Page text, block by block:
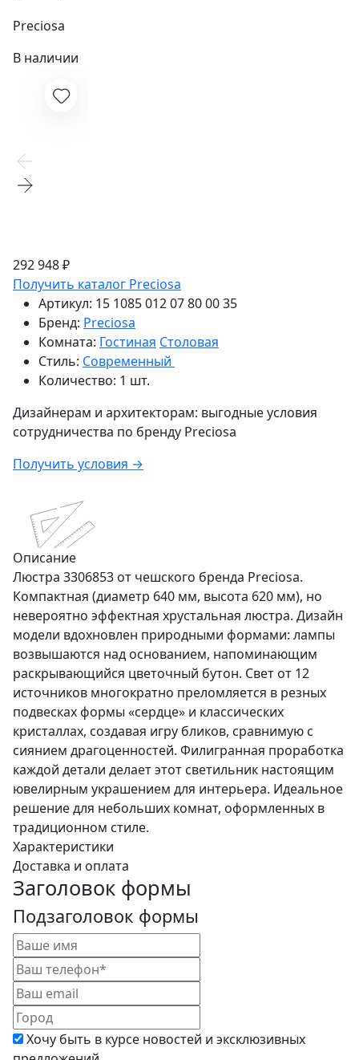
Preciosa
В наличии
292 948 ₽
Получить каталог Preciosa
Артикул: 15 1085 012 07 80 00 35
Бренд: Preciosa
Комната: Гостиная Столовая
Стиль: Современный
Количество: 1 шт.
Дизайнерам и архитекторам: выгодные условия
сотрудничества по бренду Preciosa
Получить условия →
Описание
Люстра 3306853 от чешского бренда Preciosa.
Компактная (диаметр 640 мм, высота 620 мм), но
невероятно эффектная хрустальная люстра. Дизайн
модели вдохновлен природными формами: лампы
возвышаются над основанием, напоминающим
раскрывающийся цветочный бутон. Свет от 12
источников многократно преломляется в резных
подвесках формы «сердце» и классических
кристаллах, создавая игру бликов, сравнимую с
сиянием драгоценностей. Филигранная проработка
каждой детали делает этот светильник настоящим
ювелирным украшением для интерьера. Идеальное
решение для небольших комнат, оформленных в
традиционном стиле.
Характеристики
Доставка и оплата
Заголовок формы
Подзаголовок формы
Хочу быть в курсе новостей и эксклюзивных